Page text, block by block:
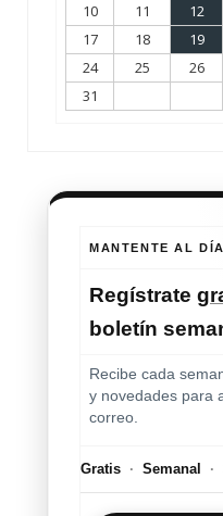
10
11 12
17
18 19
24
25 26
31
MANTENTE AL DÍA
Regístrate
boletín
Recibe cada
y novedades para
correo.
Gratis · Semanal ·